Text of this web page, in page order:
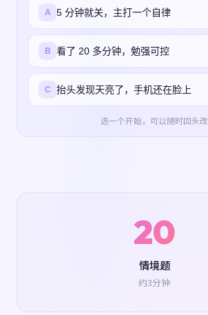
A 5 分钟就关，主打一个自律
B 看了 20 多分钟，勉强可控
C 抬头发现天亮了，手机还在脸上
选一个开始，可以随时回头改
20
情境题
约3分钟